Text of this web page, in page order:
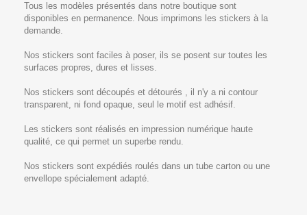
Tous les modèles présentés dans notre boutique sont
disponibles en permanence. Nous imprimons les stickers à la
demande.
Nos stickers sont faciles à poser, ils se posent sur toutes les
surfaces propres, dures et lisses.
Nos stickers sont découpés et détourés , il n'y a ni contour
transparent, ni fond opaque, seul le motif est adhésif.
Les stickers sont réalisés en impression numérique haute
qualité, ce qui permet un superbe rendu.
Nos stickers sont expédiés roulés dans un tube carton ou une
envellope spécialement adapté.